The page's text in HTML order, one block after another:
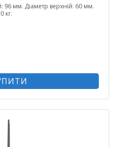
96 мм. Діаметр верхній: 60 мм.
кг.